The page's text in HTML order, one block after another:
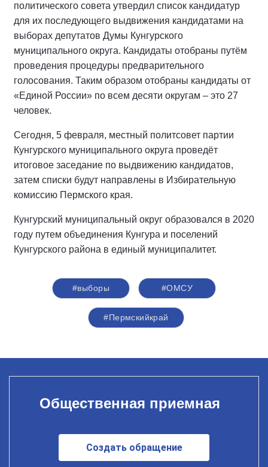
политического совета утвердил список кандидатур
для их последующего выдвижения кандидатами на
выборах депутатов Думы Кунгурского
муниципального округа. Кандидаты отобраны путём
проведения процедуры предварительного
голосования. Таким образом отобраны кандидаты от
«Единой России» по всем десяти округам – это 27
человек.
Сегодня, 5 февраля, местный политсовет партии
Кунгурского муниципального округа проведёт
итоговое заседание по выдвижению кандидатов,
затем списки будут направлены в Избирательную
комиссию Пермского края.
Кунгурский муниципальный округ образовался в 2020
году путем объединения Кунгура и поселений
Кунгурского района в единый муниципалитет.
#выборы #ОМСУ
#Пермскийкрай
Общественная приемная
Создать обращение